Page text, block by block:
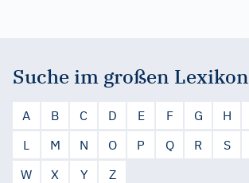
Suche im großen Lexikon
A B C D E F G H
L
M N O P Q R S
W
X Y Z